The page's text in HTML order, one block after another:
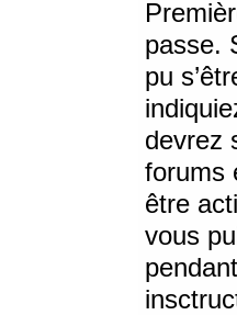
passe.
pu
devrez
forums
être
vous